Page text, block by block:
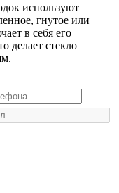
используют
гнутое или
в себя его
делает стекло